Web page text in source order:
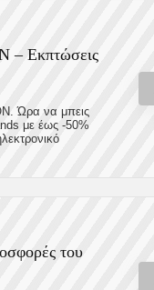
– Εκπτώσεις
Ώρα να μπεις
με έως -50%
του